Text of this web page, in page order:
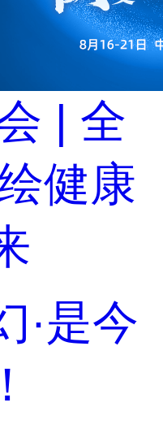
| 全
健康
·是今